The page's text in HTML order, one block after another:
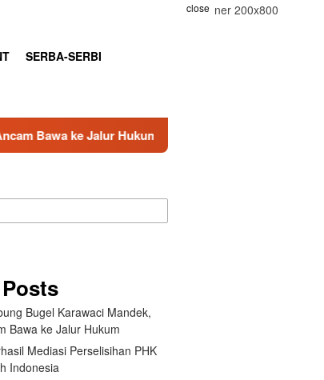
close
SERBA-SERBI
ke Jalur Hukum Kemnaker Berhasil Mediasi
Bugel Karawaci Mandek,
Bawa ke Jalur Hukum
Mediasi Perselisihan PHK
Indonesia